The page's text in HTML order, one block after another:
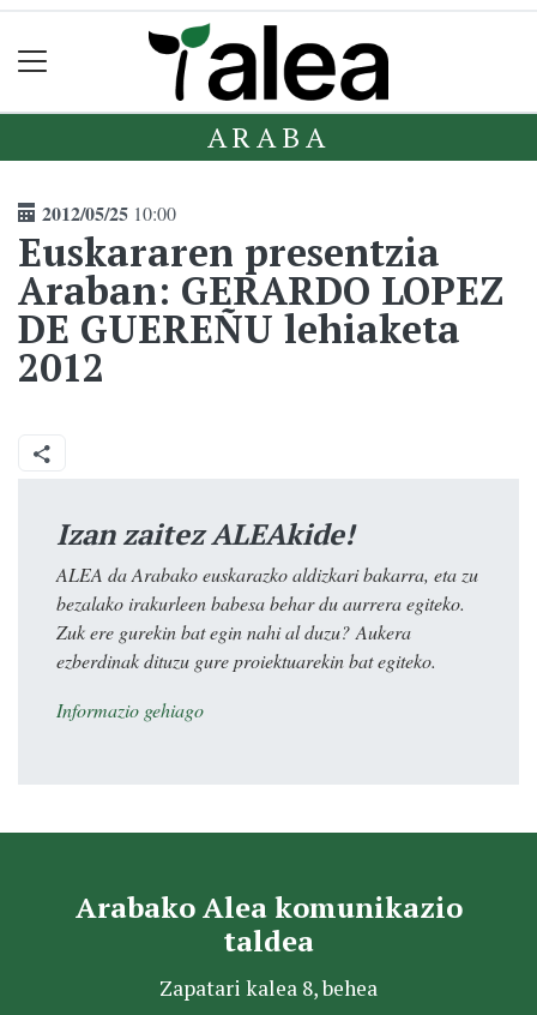
ARABA
2012/05/25 10:00
Euskararen presentzia
Araban: GERARDO LOPEZ
DE GUEREÑU lehiaketa
2012
Izan zaitez ALEAkide!
ALEA da Arabako euskarazko aldizkari bakarra, eta zu
bezalako irakurleen babesa behar du aurrera egiteko.
Zuk ere gurekin bat egin nahi al duzu? Aukera
ezberdinak dituzu gure proiektuarekin bat egiteko.
Informazio gehiago
Arabako Alea komunikazio
taldea
Zapatari kalea 8, behea